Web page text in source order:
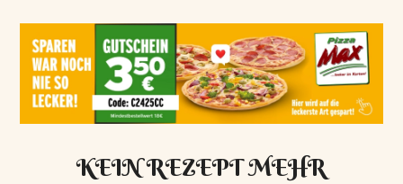
KEIN REZEPT MEHR